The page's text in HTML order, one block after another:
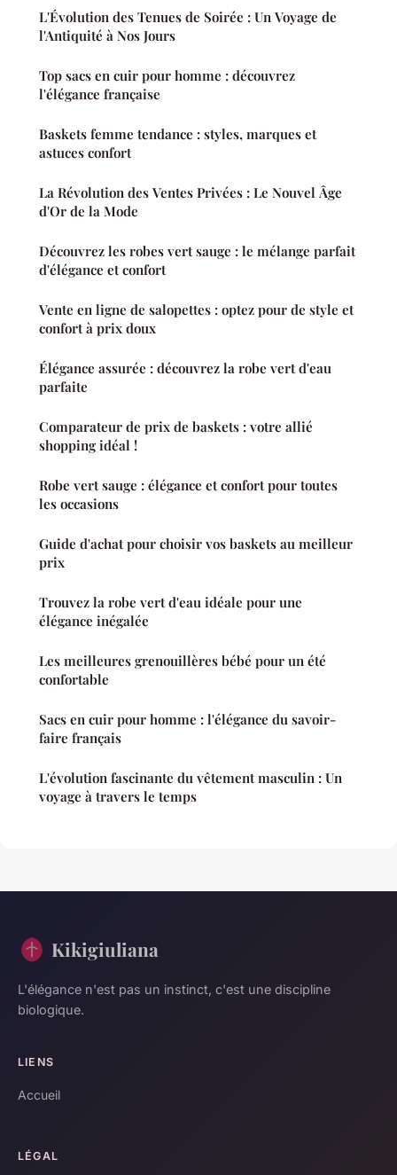
L'Évolution des Tenues de Soirée : Un Voyage de
l'Antiquité à Nos Jours
Top sacs en cuir pour homme : découvrez
l'élégance française
Baskets femme tendance : styles, marques et
astuces confort
La Révolution des Ventes Privées : Le Nouvel Âge
d'Or de la Mode
Découvrez les robes vert sauge : le mélange parfait
d'élégance et confort
Vente en ligne de salopettes : optez pour de style et
confort à prix doux
Élégance assurée : découvrez la robe vert d'eau
parfaite
Comparateur de prix de baskets : votre allié
shopping idéal !
Robe vert sauge : élégance et confort pour toutes
les occasions
Guide d'achat pour choisir vos baskets au meilleur
prix
Trouvez la robe vert d'eau idéale pour une
élégance inégalée
Les meilleures grenouillères bébé pour un été
confortable
Sacs en cuir pour homme : l'élégance du savoir-
faire français
L'évolution fascinante du vêtement masculin : Un
voyage à travers le temps
Kikigiuliana
L'élégance n'est pas un instinct, c'est une discipline
biologique.
LIENS
Accueil
LÉGAL